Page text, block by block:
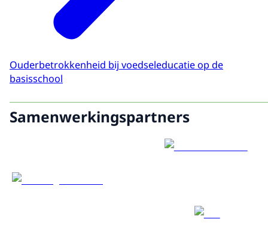
Ouderbetrokkenheid bij voedseleducatie op de
basisschool
Samenwerkingspartners